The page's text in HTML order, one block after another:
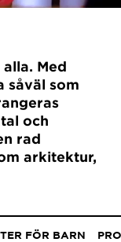
Med
såväl som
och
rad
arkitektur,
FÖR BARN